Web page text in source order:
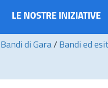
LE NOSTRE INIZIATIVE
Bandi di Gara / Bandi ed